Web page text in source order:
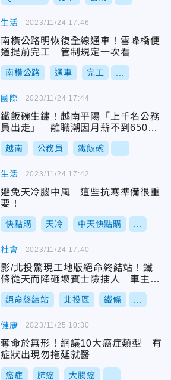
生活
南橫公路明恢復全線通車！雪峰橋便
道提前完工 管制規定一次看
南橫公路 通車 完工
2023/11/24 17:46
國際
鐵飯碗生鏽！越南平陽「上千名公務
員出走」 離職潮因月薪不到6500
元
越南 公務員 鐵飯碗
2023/11/24 17:44
生活
避免天冷腦中風 這些抗寒準備很重
要！
快點購 天冷 中天快點購
2023/11/24 17:42
社會
影/北投驚現工地版絕命終結站！鐵
條從天而降砸壞賓士險插人 車主怒
提告
絕命終結站 北投區 鐵條
2023/11/24 17:40
健康
奪命於無形！網議10大癌症類型 有
症狀出現勿拖延就醫
癌症 肺癌 大腸癌
2023/11/25 10:30